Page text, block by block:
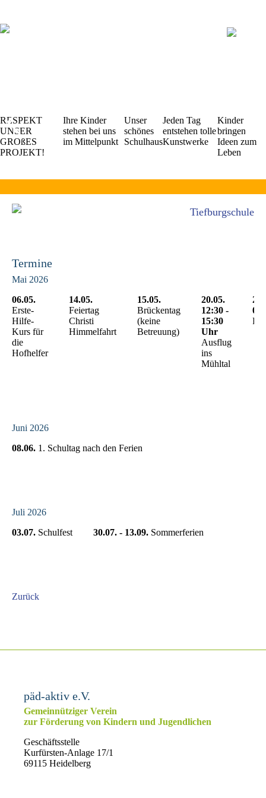
Navigation
RESPEKT
UNSER
GROßES
PROJEKT!
Ihre Kinder
stehen bei uns
im Mittelpunkt
Unser
schönes
Schulhaus
Jeden Tag
entstehen tolle
Kunstwerke
Kinder
bringen
Ideen zum
Leben
Tiefburgschule
Termine
Mai 2026
06.05.
Erste-
Hilfe-
Kurs für
die
Hofhelfer
14.05.
Feiertag
Christi
Himmelfahrt
15.05.
Brückentag
(keine
Betreuung)
20.05.
12:30 -
15:30
Uhr
Ausflug
ins
Mühltal
Juni 2026
08.06. 1. Schultag nach den Ferien
Juli 2026
03.07. Schulfest 30.07. - 13.09. Sommerferien
Zurück
päd-aktiv e.V.
Gemeinnütziger Verein
zur Förderung von Kindern und Jugendlichen
Geschäftsstelle
Kurfürsten-Anlage 17/1
69115 Heidelberg